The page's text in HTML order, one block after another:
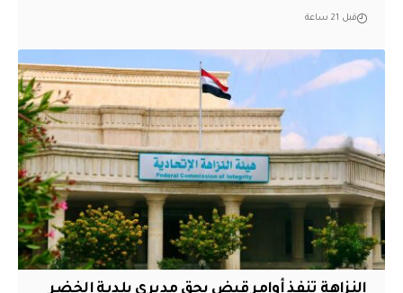
قبل 21 ساعة
النزاهة تنفذ أوامر قبض بحق مديري بلدية الخضر